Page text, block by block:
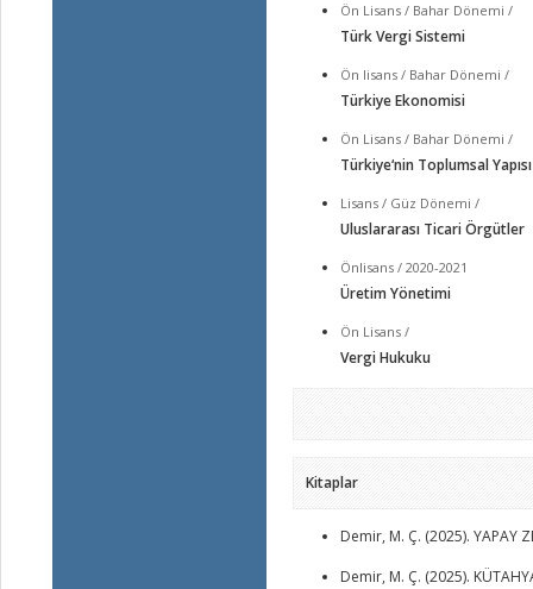
Ön Lisans / Bahar Dönemi /
Türk Vergi Sistemi
Ön lisans / Bahar Dönemi /
Türkiye Ekonomisi
Ön Lisans / Bahar Dönemi /
Türkiye‘nin Toplumsal Yapısı
Lisans / Güz Dönemi /
Uluslararası Ticari Örgütler
Önlisans / 2020-2021
Üretim Yönetimi
Ön Lisans /
Vergi Hukuku
Kitaplar
Demir, M. Ç. (2025). YAPAY
Demir, M. Ç. (2025).